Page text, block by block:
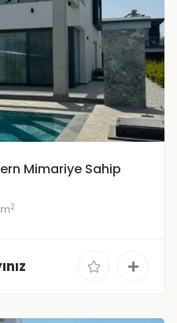
Mimariye Sahip
2